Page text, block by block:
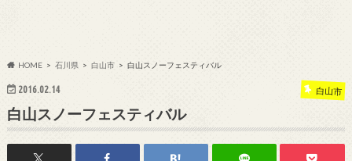
HOME 石川県 白山市 白山スノーフェスティバル
2016.02.14 白山市
白山スノーフェスティバル